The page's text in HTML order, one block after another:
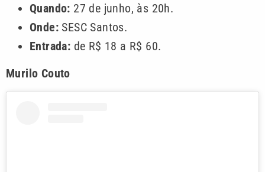
Quando: 27 de junho, às 20h.
Onde: SESC Santos.
Entrada: de R$ 18 a R$ 60.
Murilo Couto